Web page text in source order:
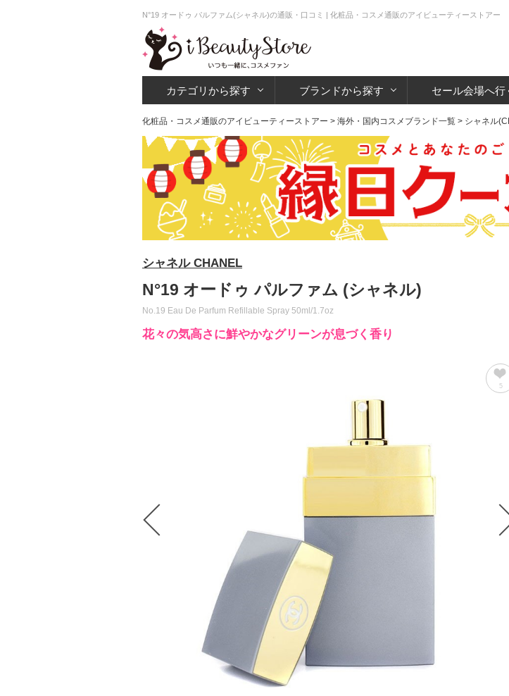
N°19 オードゥ パルファム(シャネル)の通販・口コミ | 化粧品・コスメ通販のアイビューティーストアー
カテゴリから探す ブランドから探す セール会場へ行
化粧品・コスメ通販のアイビューティーストアー > 海外・国内コスメブランド一覧 > シャネル
シャネル CHANEL
N°19 オードゥ パルファム (シャネル)
No.19 Eau De Parfum Refillable Spray 50ml/1.7oz
花々の気高さに鮮やかなグリーンが息づく香り
5